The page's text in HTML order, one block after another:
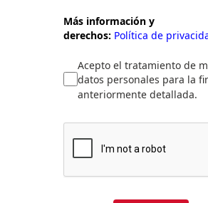
Más información y
derechos: Política de
Acepto el tratamiento de
datos personales para la
anteriormente detallada.